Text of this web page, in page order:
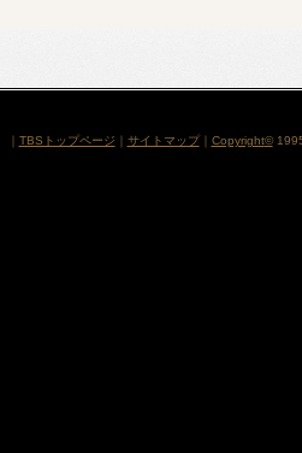
TBSトップページ サイトマップ｜ Copyright©